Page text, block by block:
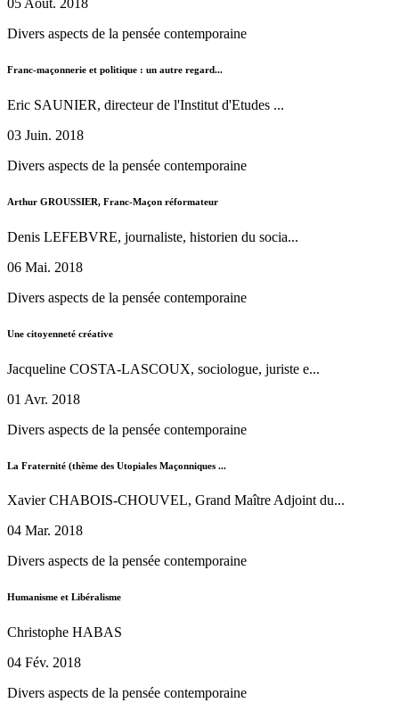
Divers aspects de la pensée contemporaine
Franc-maçonnerie et politique : un autre regard...
Eric SAUNIER, directeur de l'Institut d'Etudes ...
03 Juin. 2018
Divers aspects de la pensée contemporaine
Arthur GROUSSIER, Franc-Maçon réformateur
Denis LEFEBVRE, journaliste, historien du socia...
06 Mai. 2018
Divers aspects de la pensée contemporaine
Une citoyenneté créative
Jacqueline COSTA-LASCOUX, sociologue, juriste e...
01 Avr. 2018
Divers aspects de la pensée contemporaine
La Fraternité (thème des Utopiales Maçonniques ...
Xavier CHABOIS-CHOUVEL, Grand Maître Adjoint du...
04 Mar. 2018
Divers aspects de la pensée contemporaine
Humanisme et Libéralisme
Christophe HABAS
04 Fév. 2018
Divers aspects de la pensée contemporaine